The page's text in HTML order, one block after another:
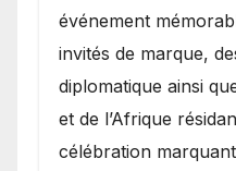
événement
invités de marque,
diplomatique ainsi
et de l’Afrique
célébration